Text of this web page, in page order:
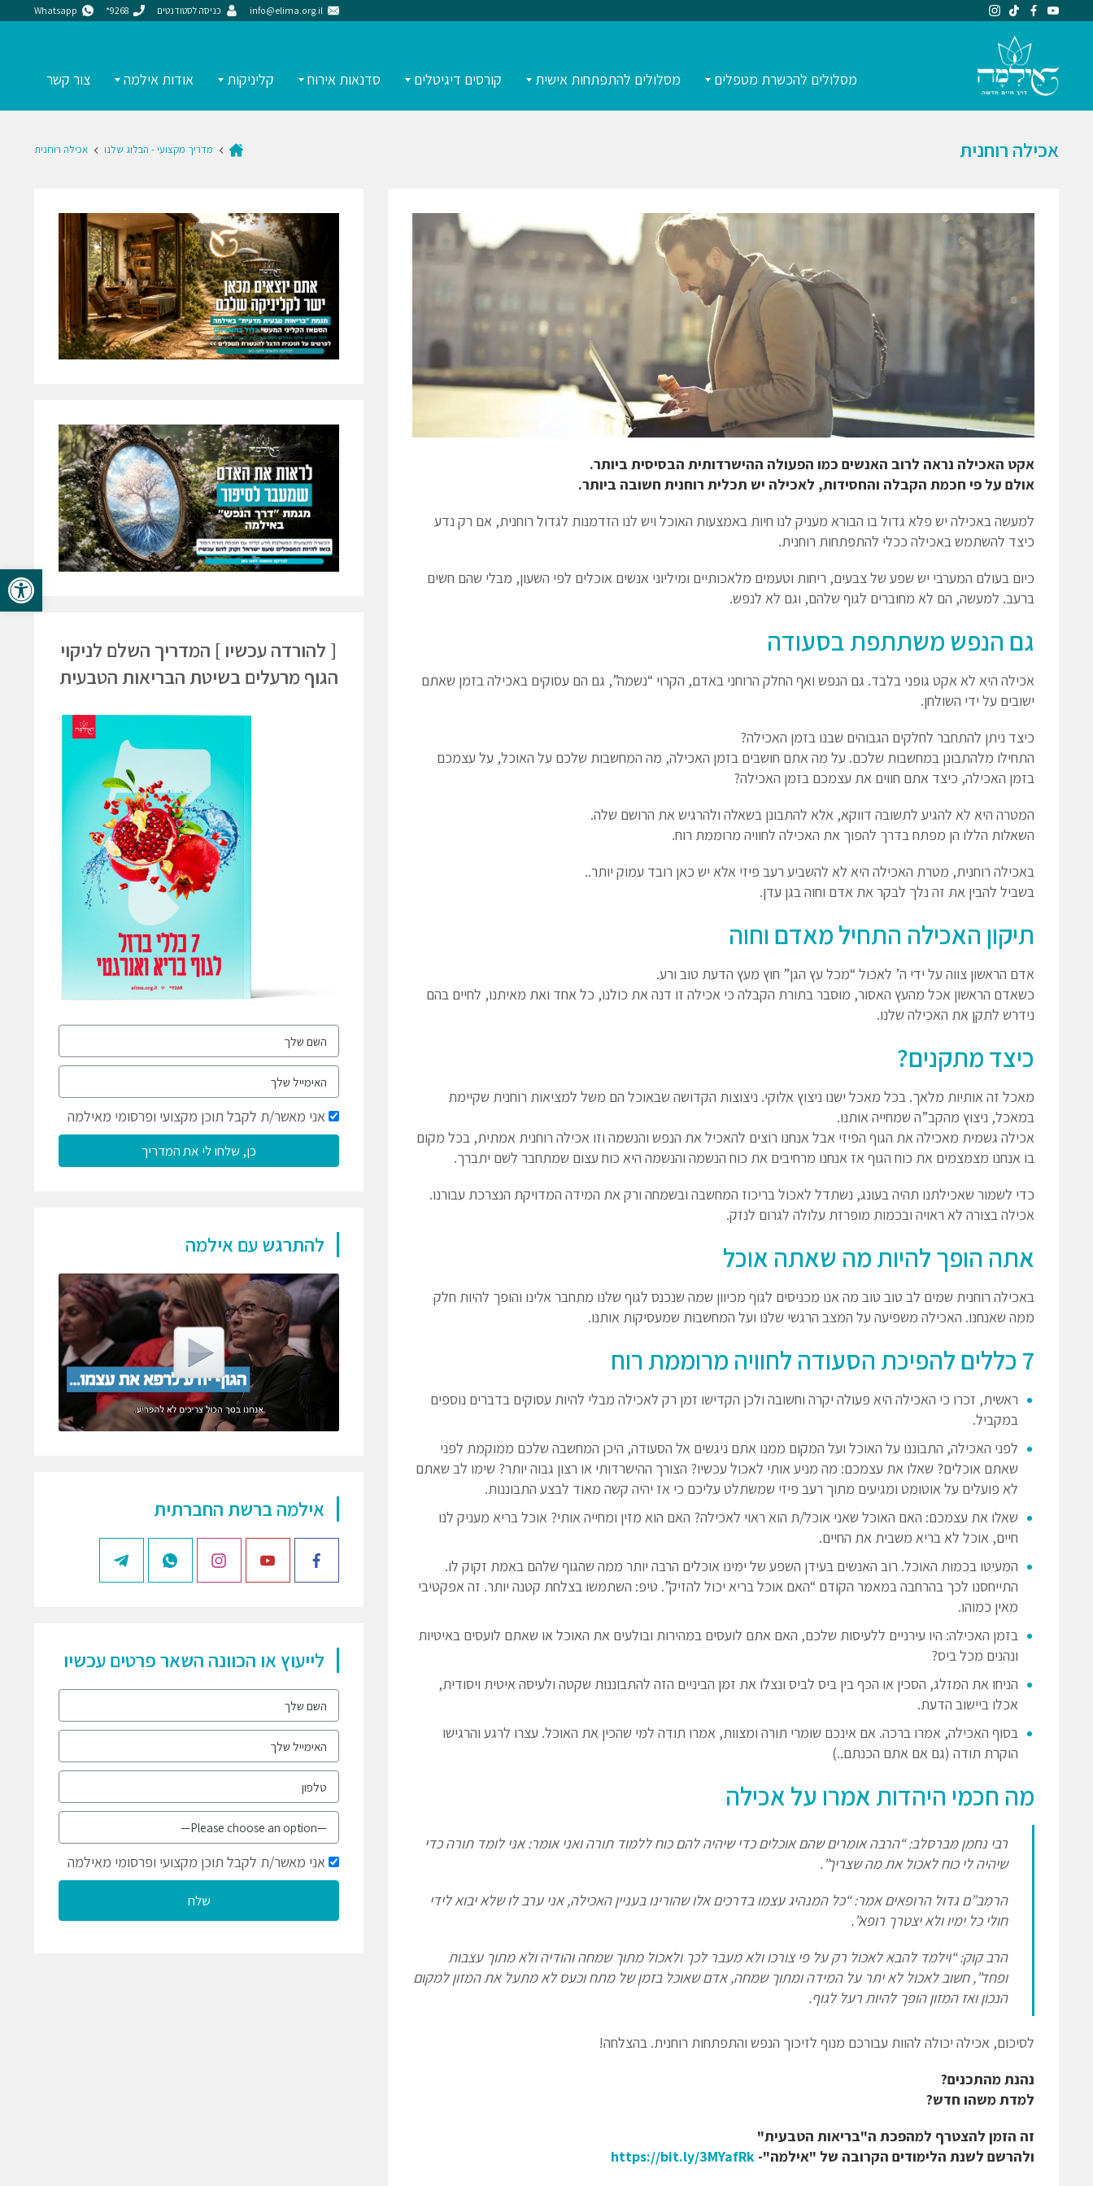
פתח
info@elima.org.il כניסה לסטודנטים 9268*
Whatsapp
מסלולים להכשרת מטפלים מסלולים להתפתחות אישית קורסים דיגיטלים סדנאות אירוח קליניקות אודות אילמה צור קשר
אכילה רוחנית מדריך מקצועי - הבלוג שלנו אכילה רוחנית
אקט האכילה נראה לרוב האנשים כמו הפעולה ההישרדותית הבסיסית ביותר.
אולם על פי חכמת הקבלה והחסידות, לאכילה יש תכלית רוחנית חשובה ביותר.
למעשה באכילה יש פלא גדול בו הבורא מעניק לנו חיות באמצעות האוכל ויש לנו הזדמנות לגדול רוחנית, אם רק נדע
כיצד להשתמש באכילה ככלי להתפתחות רוחנית.
כיום בעולם המערבי יש שפע של צבעים, ריחות וטעמים מלאכותיים ומיליוני אנשים אוכלים לפי השעון, מבלי שהם חשים
ברעב. למעשה, הם לא מחוברים לגוף שלהם, וגם לא לנפש.
גם הנפש משתתפת בסעודה
אכילה היא לא אקט גופני בלבד. גם הנפש ואף החלק הרוחני באדם, הקרוי “נשמה”, גם הם עסוקים באכילה בזמן שאתם
ישובים על ידי השולחן.
כיצד ניתן להתחבר לחלקים הגבוהים שבנו בזמן האכילה?
התחילו מלהתבונן במחשבות שלכם. על מה אתם חושבים בזמן האכילה, מה המחשבות שלכם על האוכל, על עצמכם
בזמן האכילה, כיצד אתם חווים את עצמכם בזמן האכילה?
המטרה היא לא להגיע לתשובה דווקא, אלא להתבונן בשאלה ולהרגיש את הרושם שלה.
השאלות הללו הן מפתח בדרך להפוך את האכילה לחוויה מרוממת רוח.
באכילה רוחנית, מטרת האכילה היא לא להשביע רעב פיזי אלא יש כאן רובד עמוק יותר..
בשביל להבין את זה נלך לבקר את אדם וחוה בגן עדן.
תיקון האכילה התחיל מאדם וחוה
אדם הראשון צווה על ידי ה’ לאכול “מכל עץ הגן” חוץ מעץ הדעת טוב ורע.
כשאדם הראשון אכל מהעץ האסור, מוסבר בתורת הקבלה כי אכילה זו דנה את כולנו, כל אחד ואת מאיתנו, לחיים בהם
נידרש לתקן את האכילה שלנו.
כיצד מתקנים?
מאכל זה אותיות מלאך. בכל מאכל ישנו ניצוץ אלוקי. ניצוצות הקדושה שבאוכל הם משל למציאות רוחנית שקיימת
במאכל, ניצוץ מהקב”ה שמחייה אותנו.
אכילה גשמית מאכילה את הגוף הפיזי אבל אנחנו רוצים להאכיל את הנפש והנשמה וזו אכילה רוחנית אמתית, בכל מקום
בו אנחנו מצמצמים את כוח הגוף אז אנחנו מרחיבים את כוח הנשמה והנשמה היא כוח עצום שמתחבר לשם יתברך.
כדי לשמור שאכילתנו תהיה בעונג, נשתדל לאכול בריכוז המחשבה ובשמחה ורק את המידה המדויקת הנצרכת עבורנו.
אכילה בצורה לא ראויה ובכמות מופרזת עלולה לגרום לנזק.
אתה הופך להיות מה שאתה אוכל
באכילה רוחנית שמים לב טוב טוב מה אנו מכניסים לגוף מכיוון שמה שנכנס לגוף שלנו מתחבר אלינו והופך להיות חלק
ממה שאנחנו. האכילה משפיעה על המצב הרגשי שלנו ועל המחשבות שמעסיקות אותנו.
7 כללים להפיכת הסעודה לחוויה מרוממת רוח
ראשית, זכרו כי האכילה היא פעולה יקרה וחשובה ולכן הקדישו זמן רק לאכילה מבלי להיות עסוקים בדברים נוספים
במקביל.
לפני האכילה, התבוננו על האוכל ועל המקום ממנו אתם ניגשים אל הסעודה, היכן המחשבה שלכם ממוקמת לפני
שאתם אוכלים? שאלו את עצמכם: מה מניע אותי לאכול עכשיו? הצורך ההישרדותי או רצון גבוה יותר? שימו לב שאתם
לא פועלים על אוטומט ומגיעים מתוך רעב פיזי שמשתלט עליכם כי אז יהיה קשה מאוד לבצע התבוננות.
שאלו את עצמכם: האם האוכל שאני אוכל/ת הוא ראוי לאכילה? האם הוא מזין ומחייה אותי? אוכל בריא מעניק לנו
חיים, אוכל לא בריא משבית את החיים.
המעיטו בכמות האוכל. רוב האנשים בעידן השפע של ימינו אוכלים הרבה יותר ממה שהגוף שלהם באמת זקוק לו.
התייחסנו לכך בהרחבה במאמר הקודם “האם אוכל בריא יכול להזיק”. טיפ: השתמשו בצלחת קטנה יותר. זה אפקטיבי
מאין כמוהו.
בזמן האכילה: היו עירניים ללעיסות שלכם, האם אתם לועסים במהירות ובולעים את האוכל או שאתם לועסים באיטיות
ונהנים מכל ביס?
הניחו את המזלג, הסכין או הכף בין ביס לביס ונצלו את זמן הביניים הזה להתבוננות שקטה ולעיסה איטית ויסודית,
אכלו ביישוב הדעת.
בסוף האכילה, אמרו ברכה. אם אינכם שומרי תורה ומצוות, אמרו תודה למי שהכין את האוכל. עצרו לרגע והרגישו
הוקרת תודה (גם אם אתם הכנתם..)
מה חכמי היהדות אמרו על אכילה
רבי נחמן מברסלב: “הרבה אומרים שהם אוכלים כדי שיהיה להם כוח ללמוד תורה ואני אומר: אני לומד תורה כדי
שיהיה לי כוח לאכול את מה שצריך”.
הרמב”ם גדול הרופאים אמר: “כל המנהיג עצמו בדרכים אלו שהורינו בעניין האכילה, אני ערב לו שלא יבוא לידי
חולי כל ימיו ולא יצטרך רופא”.
הרב קוק: “וילמד להבא לאכול רק על פי צורכו ולא מעבר לכך ולאכול מתוך שמחה והודיה ולא מתוך עצבות
ופחד”, חשוב לאכול לא יתר על המידה ומתוך שמחה, אדם שאוכל בזמן של מתח וכעס לא מתעל את המזון למקום
הנכון ואז המזון הופך להיות רעל לגוף.
לסיכום, אכילה יכולה להוות עבורכם מנוף לזיכוך הנפש והתפתחות רוחנית. בהצלחה!
נהנת מהתכנים?
למדת משהו חדש?
זה הזמן להצטרף למהפכת ה"בריאות הטבעית"
ולהרשם לשנת הלימודים הקרובה של "אילמה"- https://bit.ly/3MYafRk
[ להורדה עכשיו ] המדריך השלם לניקוי
הגוף מרעלים בשיטת הבריאות הטבעית
אני מאשר/ת לקבל תוכן מקצועי ופרסומי מאילמה
כן, שלחו לי את המדריך
להתרגש עם אילמה
אילמה ברשת החברתית
לייעוץ או הכוונה השאר פרטים עכשיו
אני מאשר/ת לקבל תוכן מקצועי ופרסומי מאילמה
שלח